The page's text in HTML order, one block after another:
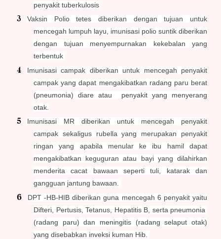
penyakit tuberkulosis
Vaksin Polio tetes diberikan dengan tujuan untuk
mencegah lumpuh layu, imunisasi polio suntik diberikan
dengan tujuan menyempurnakan kekebalan yang
terbentuk
Imunisasi campak diberikan untuk mencegah penyakit
campak yang dapat mengakibatkan radang paru berat
(pneumonia) diare atau penyakit yang menyerang
otak.
Imunisasi MR diberikan untuk mencegah penyakit
campak sekaligus rubella yang merupakan penyakit
ringan yang apabila menular ke ibu hamil dapat
mengakibatkan keguguran atau bayi yang dilahirkan
menderita cacat bawaan seperti tuli, katarak dan
gangguan jantung bawaan.
DPT -HB-HIB diberikan guna mencegah 6 penyakit yaitu
Difteri, Pertusis, Tetanus, Hepatitis B, serta pneumonia
(radang paru) dan meningitis (radang selaput otak)
yang disebabkan inveksi kuman Hib.